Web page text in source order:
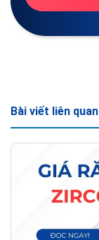
Bài viết liên quan